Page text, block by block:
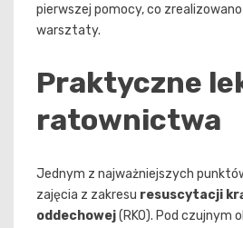
pierwszej pomocy, co
warsztaty.
Praktyczne
ratownictwa
Jednym z najważniejszych
zajęcia z zakresu resuscytacji
oddechowej(RKO). Pod czujnym